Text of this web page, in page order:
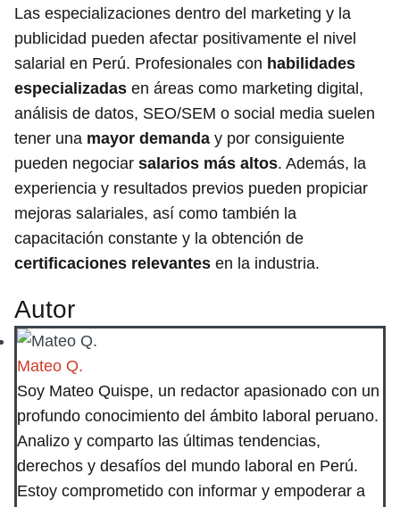
Las especializaciones dentro del marketing y la
publicidad pueden afectar positivamente el nivel
salarial en Perú. Profesionales con habilidades
especializadas en áreas como marketing digital,
análisis de datos, SEO/SEM o social media suelen
tener una mayor demanda y por consiguiente
pueden negociar salarios más altos. Además, la
experiencia y resultados previos pueden propiciar
mejoras salariales, así como también la
capacitación constante y la obtención de
certificaciones relevantes en la industria.
Autor
Mateo Q.
Soy Mateo Quispe, un redactor apasionado con un
profundo conocimiento del ámbito laboral peruano.
Analizo y comparto las últimas tendencias,
derechos y desafíos del mundo laboral en Perú.
Estoy comprometido con informar y empoderar a